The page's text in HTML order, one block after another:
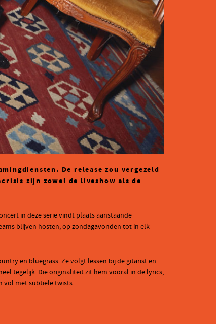
De release zou vergezeld
zijn zowel de liveshow als de
in deze serie vindt plaats aanstaande
blijven hosten, op zondagavonden tot in elk
en bluegrass. Ze volgt lessen bij de gitarist en
tegelijk. Die originaliteit zit hem vooral in de lyrics,
vol met subtiele twists.